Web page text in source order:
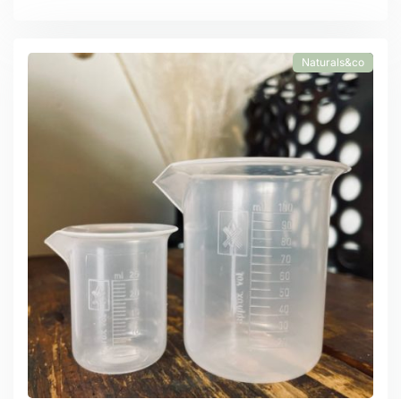
Naturals&co